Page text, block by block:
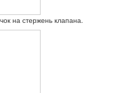
на стержень клапана.